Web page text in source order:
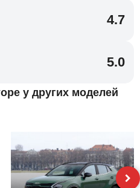
4.7
5.0
у других моделей